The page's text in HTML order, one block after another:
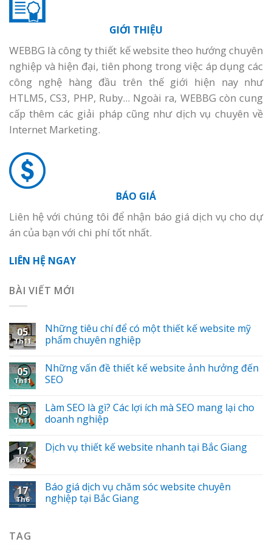
GIỚI THIỆU
WEBBG là công ty thiết kế website theo hướng chuyên
nghiệp và hiện đại, tiên phong trong việc áp dụng các
công nghệ hàng đầu trên thế giới hiện nay như
HTLM5, CS3, PHP, Ruby... Ngoài ra, WEBBG còn cung
cấp thêm các giải pháp cũng như dịch vụ chuyên về
Internet Marketing.
BÁO GIÁ
Liên hệ với chúng tôi để nhận báo giá dịch vụ cho dự
án của bạn với chi phí tốt nhất.
LIÊN HỆ NGAY
BÀI VIẾT MỚI
05
Th11
Những tiêu chí để có một thiết kế website mỹ
phẩm chuyên nghiệp
05
Th11
Những vấn đề thiết kế website ảnh hưởng đến
SEO
05
Th11
Làm SEO là gì? Các lợi ích mà SEO mang lại cho
doanh nghiệp
17
Th6
Dịch vụ thiết kế website nhanh tại Bắc Giang
17
Th6
Báo giá dịch vụ chăm sóc website chuyên
nghiệp tại Bắc Giang
TAG